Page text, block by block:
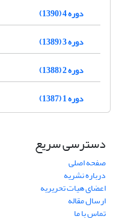
دوره 4 (1390)
دوره 3 (1389)
دوره 2 (1388)
دوره 1 (1387)
دسترسی سریع
صفحه اصلی
درباره نشریه
اعضای هیات تحریریه
ارسال مقاله
تماس با ما